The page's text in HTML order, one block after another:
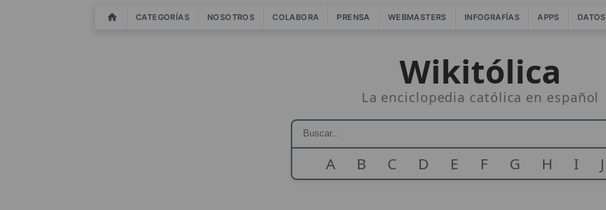
CATEGORÍAS NOSOTROS COLABORA PRENSA WEBMASTERS INFOGRAFÍAS APPS DATOS
Wikitólica
La enciclopedia católica en español
A B C D E F G H I J